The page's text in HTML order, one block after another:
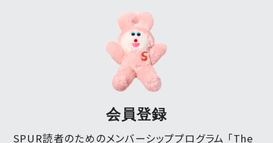
会員登録
SPUR読者のためのメンバーシッププログラム 「The